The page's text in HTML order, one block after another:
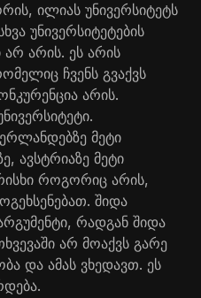
ილიას უნივერსიტეტს
უნივერსიტეტების
არის. ეს არის
ჩვენს გვაქვს
არის.
მეტი
ავსტრიაზე მეტი
როგორიც არის,
შიდა
რადგან შიდა
არ მოაქვს გარე
და ამას ვხედავთ. ეს